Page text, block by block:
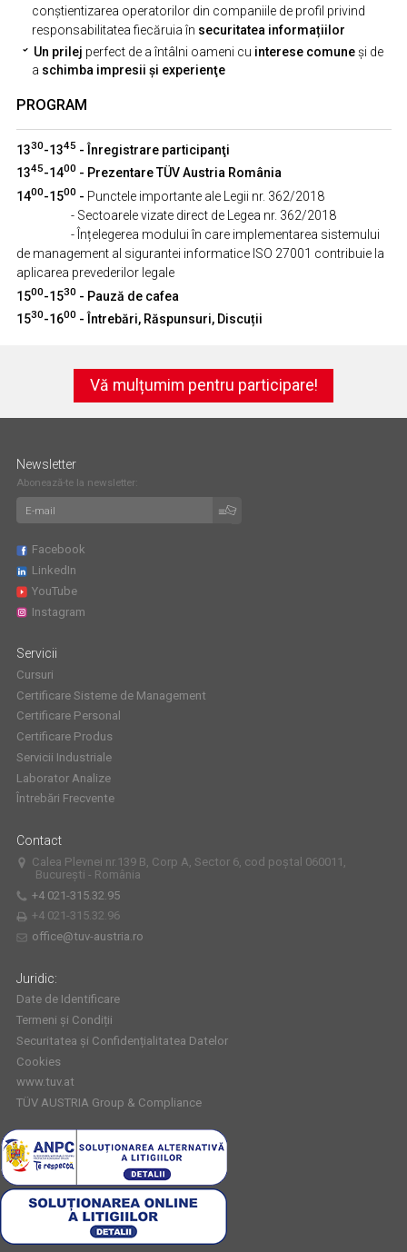
conștientizarea operatorilor din companiile de profil privind
responsabilitatea fiecăruia în securitatea informațiilor
Un prilej perfect de a întâlni oameni cu interese comuneşi de
a schimba impresii şi experienţe
PROGRAM
1330-1345 - Înregistrare participanţi
1345-1400 - Prezentare TÜV Austria România
1400-1500 - Punctele importante ale Legii nr. 362/2018
- Sectoarele vizate direct de Legea nr. 362/2018
- Înțelegerea modului în care implementarea sistemului
de management al sigurantei informatice ISO 27001 contribuie la
aplicarea prevederilor legale
1500-1530 - Pauză de cafea
1530-1600 - Întrebări, Răspunsuri, Discuții
Vă mulțumim pentru participare!
Servicii
Cursuri
Certificare Sisteme de Management
Certificare Personal
Certificare Produs
Servicii Industriale
Laborator Analize
Întrebări Frecvente
Newsletter
Abonează-te la newsletter:
Facebook
LinkedIn
YouTube
Instagram
Contact
Calea Plevnei nr.139 B, Corp A, Sector 6, cod poștal 060011,
București - România
+4 021-315.32.95
+4 021-315.32.96
office@tuv-austria.ro
Juridic:
Date de Identificare
Termeni și Condiții
Securitatea și Confidențialitatea Datelor
Cookies
www.tuv.at
TÜV AUSTRIA Group & Compliance